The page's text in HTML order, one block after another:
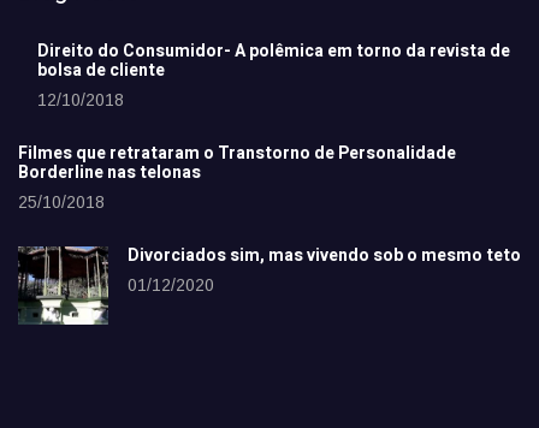
Direito do Consumidor- A polêmica em torno da revista de
bolsa de cliente
12/10/2018
Filmes que retrataram o Transtorno de Personalidade
Borderline nas telonas
25/10/2018
Divorciados sim, mas vivendo sob o mesmo teto
01/12/2020